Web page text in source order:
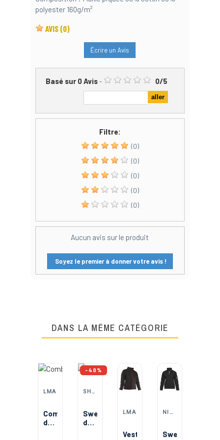
polyester 160g/m²
AVIS (0)
Écrire un Avis
Basé sur 0Avis- 0/5
Filtre:
(0)
(0)
(0)
(0)
(0)
Aucun avis sur le produit
Soyez le premier à donner votre avis !
DANS LA MÊME CATÉGORIE
LMA
Combinaison
de
SHEROCK
Sweat
de
-40%
LMA
Veste
NINE WORTHS (NORTH WAYS)
Sweat